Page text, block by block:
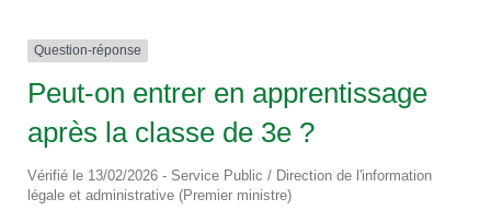
Question-réponse
Peut-on entrer en apprentissage
après la classe de 3e ?
Vérifié le 13/02/2026 - Service Public / Direction de l'information
légale et administrative (Premier ministre)